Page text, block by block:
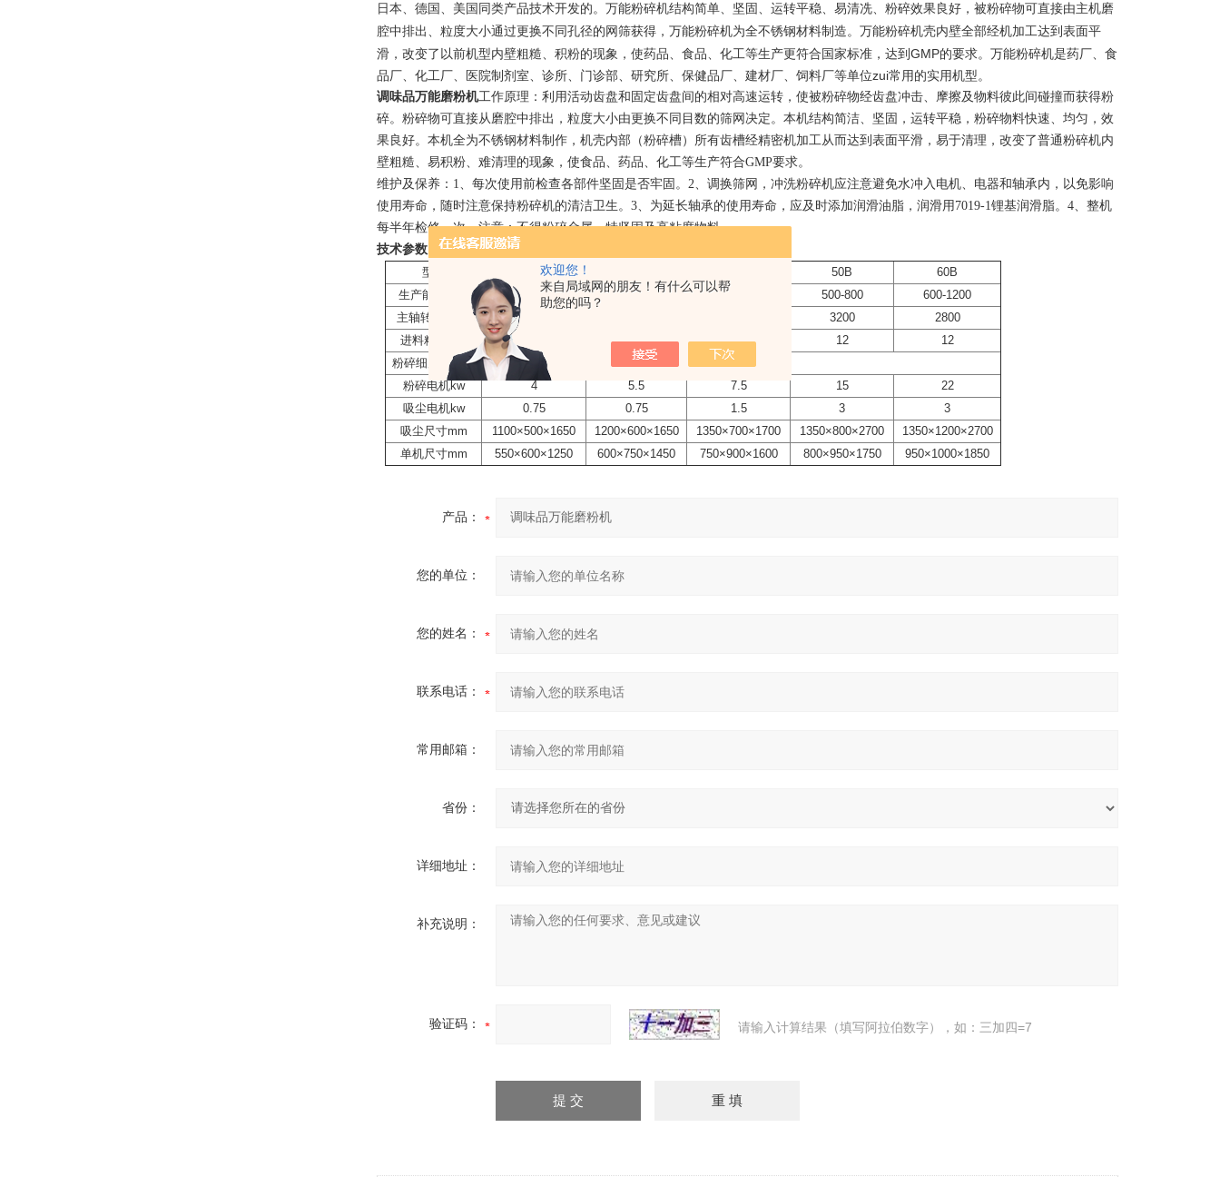
欢迎您！
来自局域网的朋友！有什么可以帮
助您的吗？
日本、德国、美国同类产品技术开发的。 万能粉碎机结构简单、坚固、运转平稳、易清冼、粉碎效果良好，被粉碎物可直接由主机磨
腔中排出、粒度大小通过更换不同孔径的网筛获得，万能粉碎机为全不锈钢材料制造。 万能粉碎机壳内壁全部经机加工达到表面平
滑，改变了以前机型内壁粗糙、积粉的现象，使药品、食品、化工等生产更符合国家标准，达到GMP的要求。万能粉碎机是药厂、食
品厂、化工厂、医院制剂室、诊所、门诊部、研究所、保健品厂、建材厂、饲料厂等单位zui常用的实用机型。
调味品万能磨粉机工作原理： 利用活动齿盘和固定齿盘间的相对高速运转，使被粉碎物经齿盘冲击、摩擦及物料彼此间碰撞而获得粉
碎。粉碎物可直接从磨腔中排出，粒度大小由更换不同目数的筛网决定。本机结构简洁、坚固，运转平稳，粉碎物料快速、均匀，效
果良好。本机全为不锈钢材料制作，机壳内部（粉碎槽）所有齿槽经精密机加工从而达到表面平滑，易于清理，改变了普通粉碎机内
壁粗糙、易积粉、难清理的现象，使食品、药品、化工等生产符合GMP要求。
维护及保养：1、每次使用前检查各部件坚固是否牢固。2、调换筛网，冲洗粉碎机应注意避免水冲入电机、电器和轴承内，以免影响
使用寿命，随时注意保持粉碎机的清洁卫生。3、为延长轴承的使用寿命，应及时添加润滑油脂，润滑用7019-1锂基润滑脂。4、整机
每半年检修一次。注意：不得粉碎金属，特坚固及高粘度物料。
技术参数
型号
20B 50B
60B
生产能力kg/h
60-150 100-300 300-500 500-800
600-1200
主轴转速r/min
3200
2800
进料粒度mm
10 12 12
12
粉碎细度（目）
60-120
粉碎电机kw
4 5.5 7.5 15
22
吸尘电机kw
0.75 0.75 1.5 3
3
吸尘尺寸mm
1100×500×1650 1200×600×1650 1350×700×1700 1350×800×2700
1350×1200×2700
单机尺寸mm
550×600×1250 600×750×1450 750×900×1600 800×950×1750 950×1000×1850
产品：
您的单位：
您的姓名：
联系电话：
常用邮箱：
省份：
详细地址：
补充说明：
验证码： 请输入计算结果（填写阿拉伯数字），如：三加四=7